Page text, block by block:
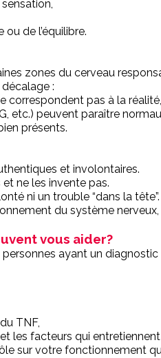
de l’équilibre.
zones du cerveau
:
correspondent pas à la réalité,
etc.) peuvent paraître
présents.
et involontaires.
ne les invente pas.
ni un trouble “dans la tête”.
du système
vous aider?
ayant un
TNF,
et les facteurs qui
sur votre fonctionnement